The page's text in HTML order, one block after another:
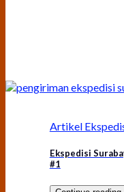
Artikel
Ekspedisi
#1